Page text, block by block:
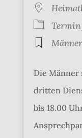
Die Männer
dritten
bis 18.00